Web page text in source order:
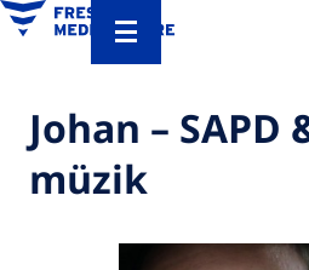
Johan – SAPD
müzik